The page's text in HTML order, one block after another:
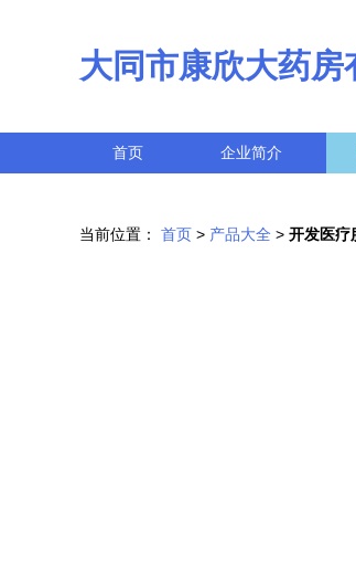
大同市康欣大药房
首页 企业简介
当前位置： 首页 > 产品大全 > 开发医疗